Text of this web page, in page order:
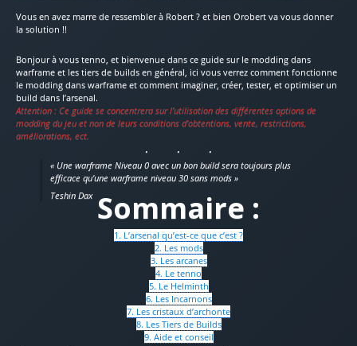
Vous en avez marre de ressembler à Robert ? et bien Orobert va vous donner
la solution !!
Bonjour à vous tenno, et bienvenue dans ce guide sur le modding dans
warframe et les tiers de builds en général, ici vous verrez comment fonctionne
le modding dans warframe et comment imaginer, créer, tester, et optimiser un
build dans l’arsenal.
Attention : Ce guide se concentrera sur l’utilisation des différentes options de
modding du jeu et non de leurs conditions d’obtentions, vente, restrictions,
améliorations, ect.
« Une warframe Niveau 0 avec un bon build sera toujours plus
efficace qu’une warframe niveau 30 sans mods »
Teshin Dax Sommaire :
1. L’arsenal qu’est-ce que c’est ?
2. Les mods
3. Les arcanes
4. Le tenno
5. Le Helminth
6. Les Incarnons
7. Les cristaux d’archonte
8. Les Tiers de Builds
9. Aide et conseil